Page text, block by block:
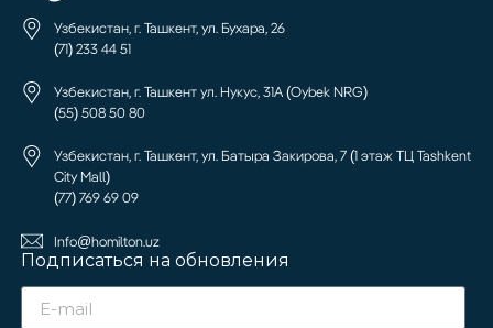
Узбекистан, г. Ташкент, ул. Бухара, 26
(71) 233 44 51
Узбекистан, г. Ташкент ул. Нукус, 31А (Oybek NRG)
(55) 508 50 80
Узбекистан, г. Ташкент, ул. Батыра Закирова, 7 (1 этаж ТЦ Tashkent
City Mall)
(77) 769 69 09
Info@homilton.uz
Подписаться на обновления